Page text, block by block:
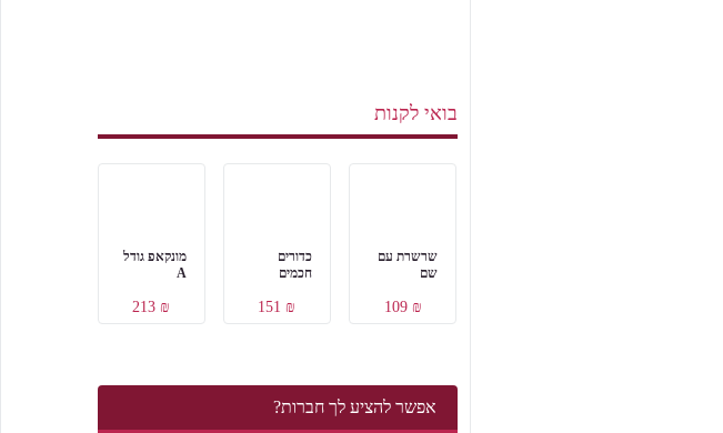
בואי לקנות
מונקאפ גודל
A
₪ 213
כדורים
חכמים
₪ 151
שרשרת עם
שם
₪ 109
אפשר להציע לך חברות?